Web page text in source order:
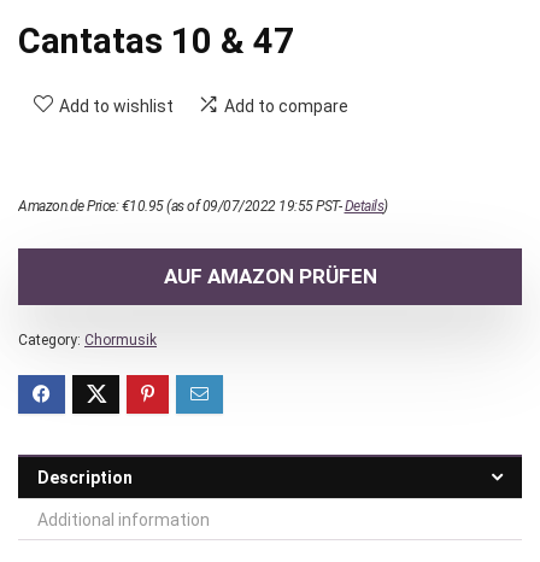
Cantatas 10 & 47
Add to wishlist Add to compare
Amazon.de Price:€10.95(as of 09/07/2022 19:55 PST-Details)
AUF AMAZON PRÜFEN
Category: Chormusik
Description
Additional information